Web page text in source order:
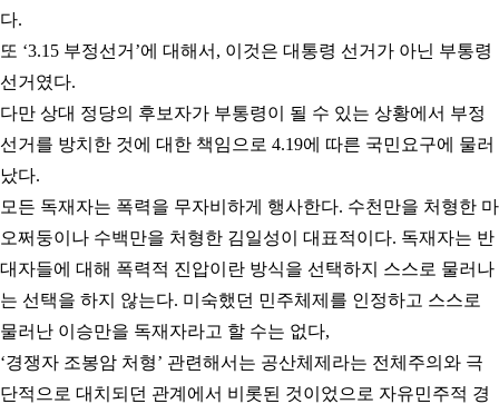
다.
또 ‘3.15 부정선거 ’에 대해서 , 이것은 대통령 선거가 아닌 부통령
선거였다.
다만 상대 정당의 후보자가 부통령이 될 수 있는 상황에서 부정
선거를 방치한 것에 대한 책임으로 4.19에 따른 국민요구에 물러
났다.
모든 독재자는 폭력을 무자비하게 행사한다. 수천만을 처형한 마
오쩌둥이나 수백만을 처형한 김일성이 대표적이다. 독재자는 반
대자들에 대해 폭력적 진압이란 방식을 선택하지 스스로 물러나
는 선택을 하지 않는다. 미숙했던 민주체제를 인정하고 스스로
물러난 이승만을 독재자라고 할 수는 없다,
‘경쟁자 조봉암 처형’ 관련해서는 공산체제라는 전체주의와 극
단적으로 대치되던 관계에서 비롯된 것이었으로 자유민주적 경